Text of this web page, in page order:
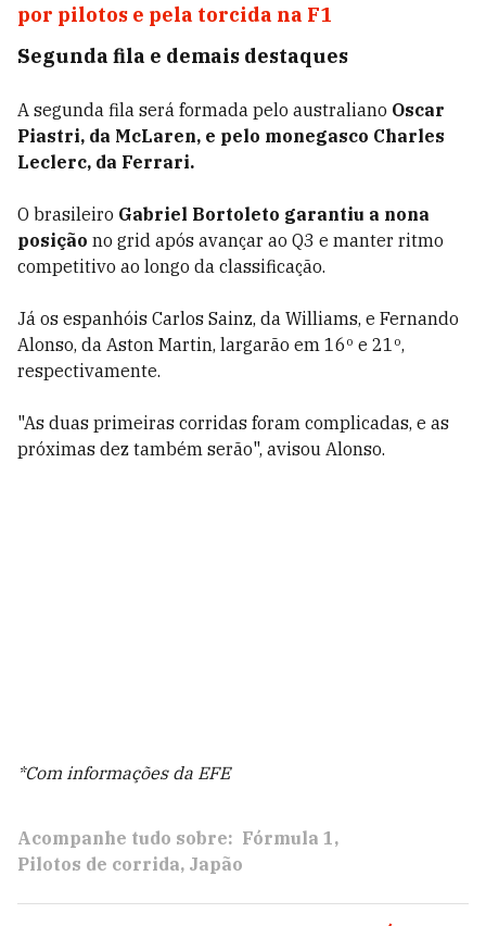
por pilotos e pela torcida na F1
Segunda fila e demais destaques
A segunda fila será formada pelo australiano Oscar
Piastri, da McLaren, e pelo monegasco Charles
Leclerc, da Ferrari.
O brasileiro Gabriel Bortoleto garantiu a nona
posição no grid após avançar ao Q3 e manter ritmo
competitivo ao longo da classificação.
Já os espanhóis Carlos Sainz, da Williams, e Fernando
Alonso, da Aston Martin, largarão em 16º e 21º,
respectivamente.
"As duas primeiras corridas foram complicadas, e as
próximas dez também serão", avisou Alonso.
*Com informações da EFE
Acompanhe tudo sobre: Fórmula 1
Pilotos de corrida Japão